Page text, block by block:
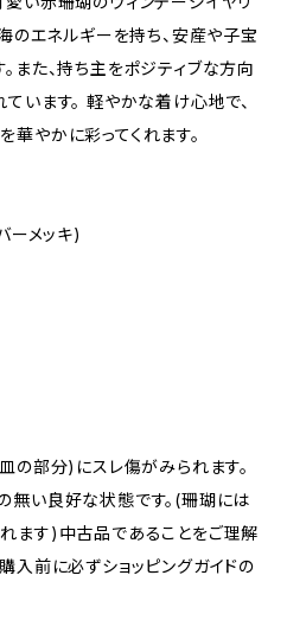
のエネルギーを持ち、安産や子宝
また、持ち主をポジティブな方向
います。 軽やかな着け心地で、
やかに彩ってくれます。
ーメッキ)
の部分)にスレ傷がみられます。
無い良好な状態です。(珊瑚には
ます)中古品であることをご理解
入前に必ずショッピングガイドの